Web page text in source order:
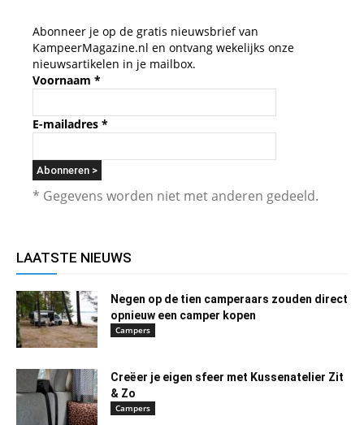
Abonneer je op de gratis nieuwsbrief van
KampeerMagazine.nl en ontvang wekelijks onze
nieuwsartikelen in je mailbox.
Voornaam *
E-mailadres *
* Gegevens worden niet met anderen gedeeld.
LAATSTE NIEUWS
Negen op de tien camperaars zouden direct
opnieuw een camper kopen
Campers
Creëer je eigen sfeer met Kussenatelier Zit
& Zo
Campers